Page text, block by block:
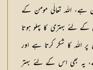
اللہ تعالٰی مومن کے
لئے بہتری کا پہلو ہوتا
اللہ کا شکر کرتا ہے اور
یہ بھی اس کے لئے بہتر